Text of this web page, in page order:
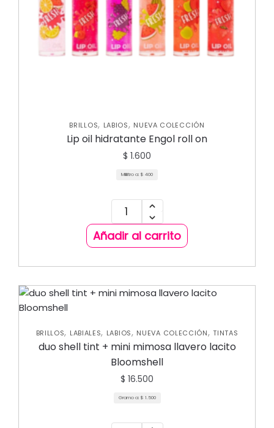
BRILLOS, LABIOS, NUEVA COLECCIÓN
Lip oil hidratante Engol roll on
$ 1.600
Mililitro a: $ 400
Añadir al carrito
BRILLOS, LABIALES, LABIOS, NUEVA COLECCIÓN,TINTAS
duo shell tint + mini mimosa llavero lacito
Bloomshell
$ 16.500
Gramo a: $ 1.500